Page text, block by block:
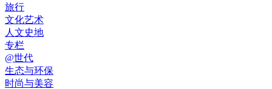
旅行
文化艺术
人文史地
专栏
@世代
生态与环保
时尚与美容